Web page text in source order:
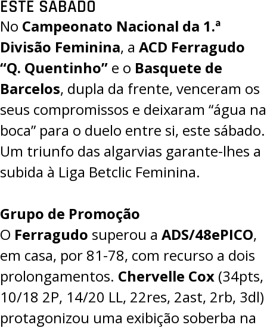
ESTE SÁBADO
No Campeonato Nacional da 1.ª
Divisão Feminina, a ACD Ferragudo
“Q. Quentinho” e o Basquete de
Barcelos, dupla da frente, venceram os
seus compromissos e deixaram “água na
boca” para o duelo entre si, este sábado.
Um triunfo das algarvias garante-lhes a
subida à Liga Betclic Feminina.
Grupo de Promoção
O Ferragudo superou a ADS/48ePICO,
em casa, por 81-78, com recurso a dois
prolongamentos. Chervelle Cox (34pts,
10/18 2P, 14/20 LL, 22res, 2ast, 2rb, 3dl)
protagonizou uma exibição soberba na